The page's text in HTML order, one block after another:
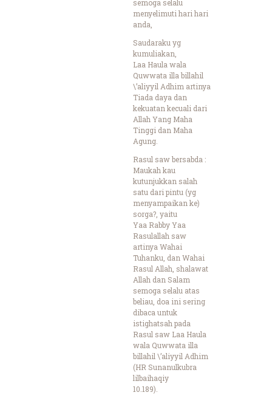
semoga selalu
menyelimuti hari hari
anda,
Saudaraku yg
kumuliakan,
Laa Haula wala
Quwwata illa billahil
\’aliyyil Adhim artinya
Tiada daya dan
kekuatan kecuali dari
Allah Yang Maha
Tinggi dan Maha
Agung.
Rasul saw bersabda :
Maukah kau
kutunjukkan salah
satu dari pintu (yg
menyampaikan ke)
sorga?, yaitu
Yaa Rabby Yaa
Rasulallah saw
artinya Wahai
Tuhanku, dan Wahai
Rasul Allah, shalawat
Allah dan Salam
semoga selalu atas
beliau, doa ini sering
dibaca untuk
istighatsah pada
Rasul saw Laa Haula
wala Quwwata illa
billahil \’aliyyil Adhim
(HR Sunanulkubra
lilbaihaqiy
10.189).